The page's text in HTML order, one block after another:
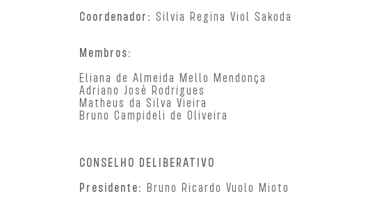
Coordenador: Silvia Regina Viol Sakoda
Membros:
Eliana de Almeida Mello Mendonça
Adriano José Rodrigues
Matheus da Silva Vieira
Bruno Campideli de Oliveira
CONSELHO DELIBERATIVO
Presidente: Bruno Ricardo Vuolo Mioto